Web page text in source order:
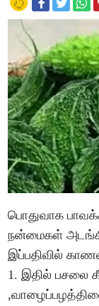
பொதுவாக
நன்மைகள்
இப்பதிவில்
1. இதில் பசலை